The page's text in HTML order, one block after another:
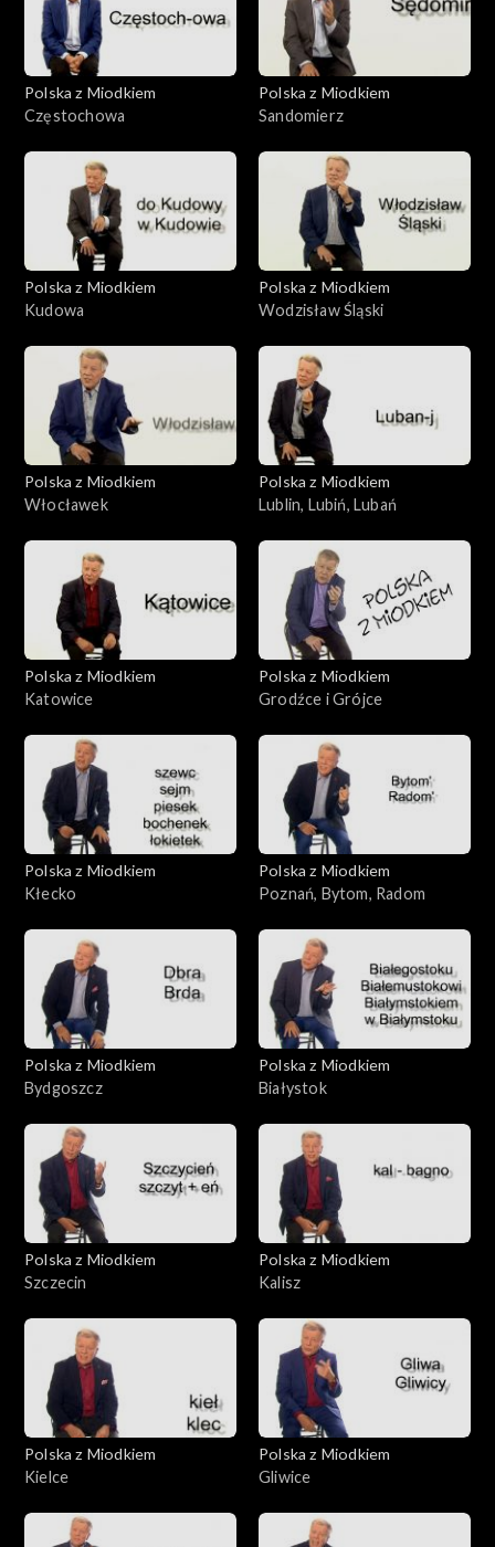
Polska z Miodkiem
Częstochowa
Polska z Miodkiem
Sandomierz
Polska z Miodkiem
Kudowa
Polska z Miodkiem
Wodzisław Śląski
Polska z Miodkiem
Włocławek
Polska z Miodkiem
Lublin, Lubiń, Lubań
Polska z Miodkiem
Katowice
Polska z Miodkiem
Grodźce i Grójce
Polska z Miodkiem
Kłecko
Polska z Miodkiem
Poznań, Bytom, Radom
Polska z Miodkiem
Bydgoszcz
Polska z Miodkiem
Białystok
Polska z Miodkiem
Szczecin
Polska z Miodkiem
Kalisz
Polska z Miodkiem
Kielce
Polska z Miodkiem
Gliwice